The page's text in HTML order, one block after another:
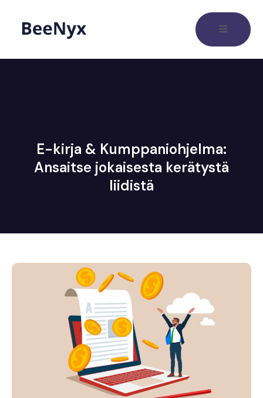
E-kirja & Kumppaniohjelma:
Ansaitse jokaisesta kerätystä
liidistä